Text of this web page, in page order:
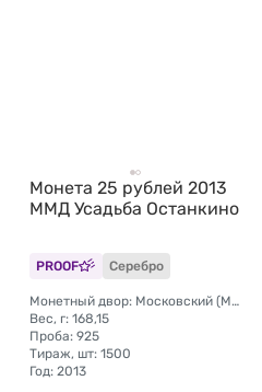
Монета 25 рублей 2013
ММД Усадьба Останкино
PROOF Серебро
Монетный двор: Московский (ММД)
Вес, г: 168,15
Проба: 925
Тираж, шт: 1500
Год: 2013